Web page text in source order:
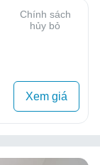
Chính sách
hủy bỏ
Xem giá